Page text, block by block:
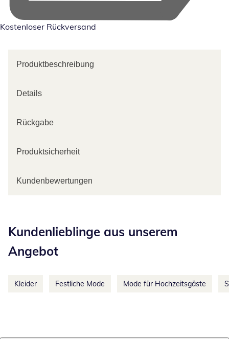
Kostenloser Rückversand
Produktbeschreibung
Details
Rückgabe
Produktsicherheit
Kundenbewertungen
Kundenlieblinge aus unserem
Angebot
Kleider Festliche Mode Mode für Hochzeitsgäste